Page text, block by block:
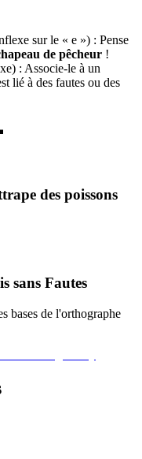
sur le « e ») : Pense
de pêcheur !
: Associe-le à un
lié à des fautes ou des
des poissons
sans Fautes
bases de l'orthographe